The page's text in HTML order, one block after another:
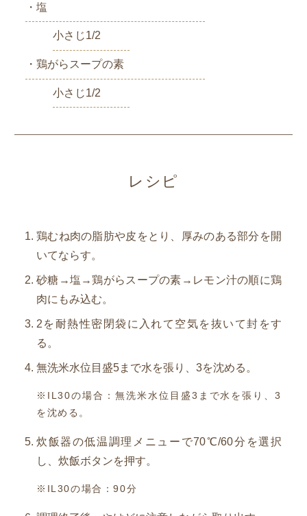
・塩
小さじ1/2
・鶏がらスープの素
小さじ1/2
レシピ
鶏むね肉の脂肪や皮をとり、厚みのある部分を開
いてならす。
砂糖→塩→鶏がらスープの素→レモン汁の順に鶏
肉にもみ込む。
2を耐熱性密閉袋に入れて空気を抜いて封をす
る。
無洗米水位目盛5まで水を張り、3を沈める。
※IL30の場合：無洗米水位目盛3まで水を張り、3
を沈める。
炊飯器の低温調理メニューで70℃/60分を選択
し、炊飯ボタンを押す。
※IL30の場合：90分